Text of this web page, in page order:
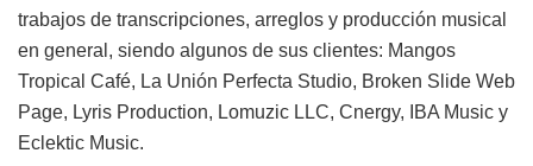
trabajos de transcripciones, arreglos y producción musical
en general, siendo algunos de sus clientes: Mangos
Tropical Café, La Unión Perfecta Studio, Broken Slide Web
Page, Lyris Production, Lomuzic LLC, Cnergy, IBA Music y
Eclektic Music.